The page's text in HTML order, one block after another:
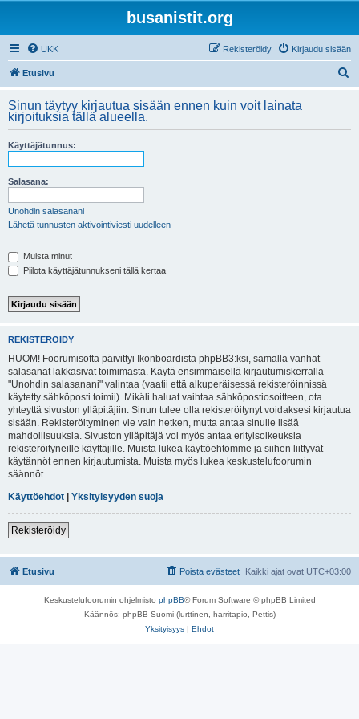
busanistit.org
UKK Kirjaudu sisään
Rekisteröidy
Etusivu
i
Sinun täytyy kirjautua sisään ennen kuin voit lainata
kirjoituksia tällä alueella.
Käyttäjätunnus:
Salasana:
Unohdin salasanani
Lähetä tunnusten aktivointiviesti uudelleen
Muista minut
Piilota käyttäjätunnukseni tällä kertaa
REKISTERÖIDY
HUOM! Foorumisofta päivittyi Ikonboardista phpBB3:ksi, samalla vanhat
salasanat lakkasivat toimimasta. Käytä ensimmäisellä kirjautumiskerralla
"Unohdin salasanani" valintaa (vaatii että alkuperäisessä rekisteröinnissä
käytetty sähköposti toimii). Mikäli haluat vaihtaa sähköpostiosoitteen, ota
yhteyttä sivuston ylläpitäjiin. Sinun tulee olla rekisteröitynyt voidaksesi kirjautua
sisään. Rekisteröityminen vie vain hetken, mutta antaa sinulle lisää
mahdollisuuksia. Sivuston ylläpitäjä voi myös antaa erityisoikeuksia
rekisteröityneille käyttäjille. Muista lukea käyttöehtomme ja siihen liittyvät
käytännöt ennen kirjautumista. Muista myös lukea keskustelufoorumin
säännöt.
Käyttöehdot | Yksityisyyden suoja
Rekisteröidy
Etusivu Kaikki ajat ovat UTC+03:00
Poista evästeet
Keskustelufoorumin ohjelmisto phpBB® Forum Software © phpBB Limited
Käännös: phpBB Suomi (lurttinen, harritapio, Pettis)
Yksityisyys | Ehdot